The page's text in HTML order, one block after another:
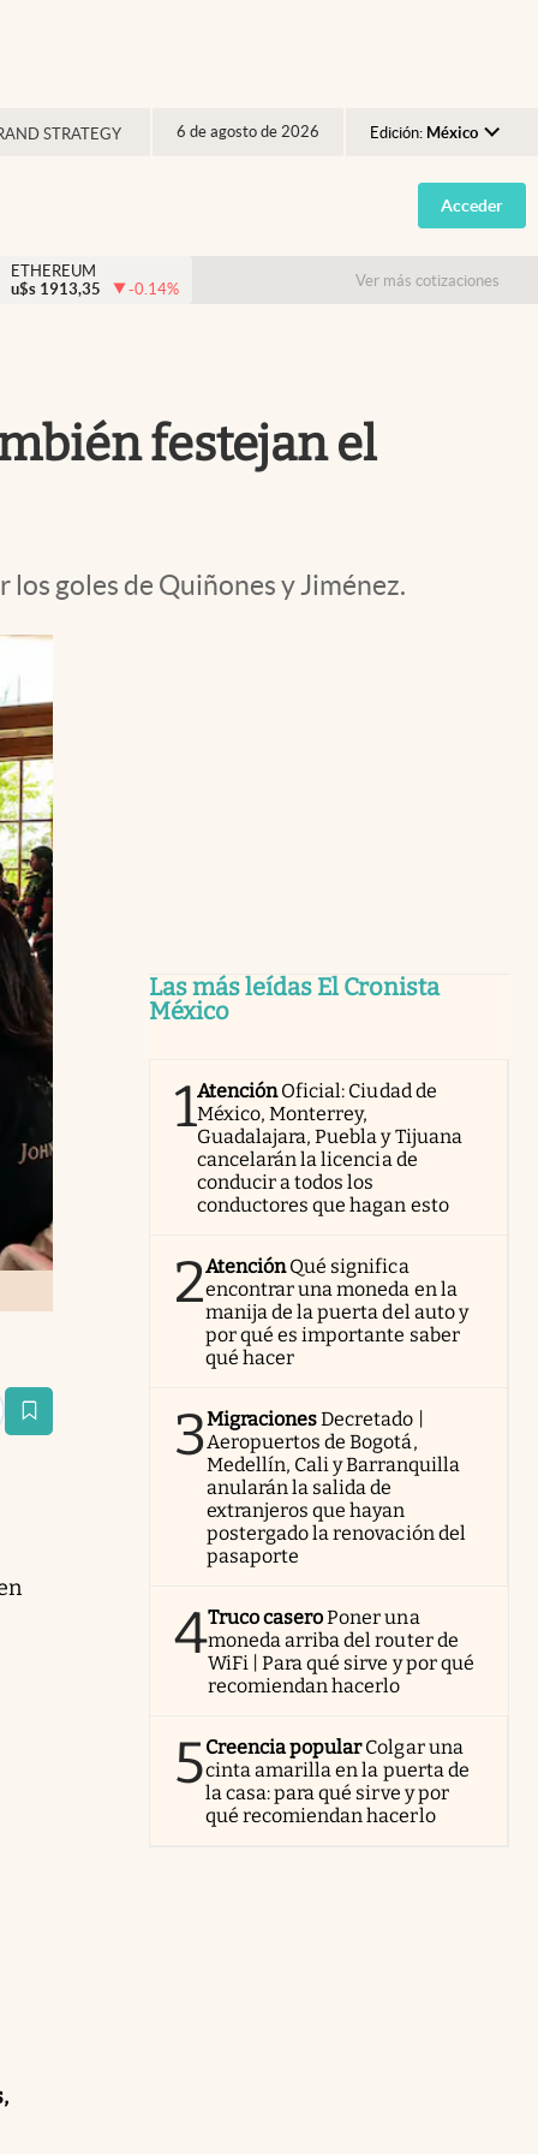
STRATEGY 6 de agosto de 2026 Edición: México
Argentina
España
USA
Acceder
ETHEREUM
u$s 1913,35 -0.14% Ver más cotizaciones
festejan el
goles de Quiñones y Jiménez.
Las más leídas El Cronista
México
1AtenciónOficial: Ciudad de
México, Monterrey,
Guadalajara, Puebla y Tijuana
cancelarán la licencia de
conducir a todos los
conductores que hagan esto
2AtenciónQué significa
encontrar una moneda en la
manija de la puerta del auto y
por qué es importante saber
qué hacer
3MigracionesDecretado |
Aeropuertos de Bogotá,
Medellín, Cali y Barranquilla
anularán la salida de
extranjeros que hayan
postergado la renovación del
pasaporte
4Truco caseroPoner una
moneda arriba del router de
WiFi | Para qué sirve y por qué
recomiendan hacerlo
5Creencia popularColgar una
cinta amarilla en la puerta de
la casa: para qué sirve y por
qué recomiendan hacerlo